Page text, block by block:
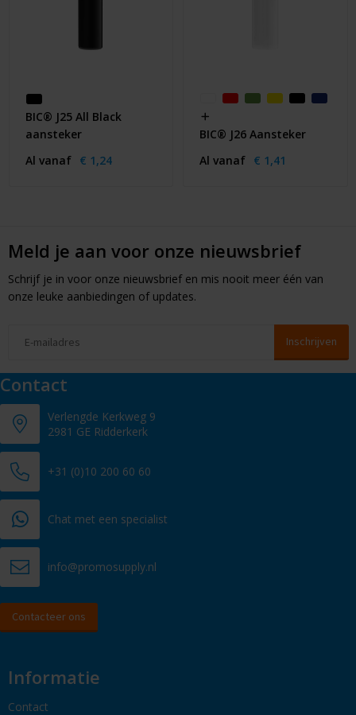
BIC® J25 All Black
aansteker
Al vanaf € 1,24
BIC® J26 Aansteker
Al vanaf € 1,41
Meld je aan voor onze nieuwsbrief
Schrijf je in voor onze nieuwsbrief en mis nooit meer één van
onze leuke aanbiedingen of updates.
Contact
Verlengde Kerkweg 9
2981 GE Ridderkerk
+31 (0)10 200 60 60
Chat met een specialist
info@promosupply.nl
Contacteer ons
Informatie
Contact